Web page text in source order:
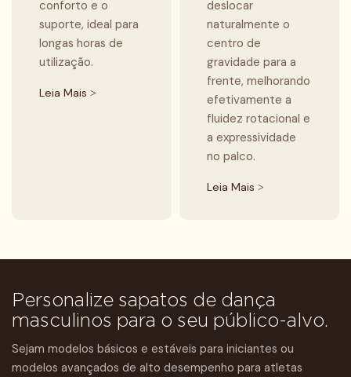
conforto e o
suporte, ideal para
longas horas de
utilização.
Leia Mais >
deslocar
naturalmente o
centro de
gravidade para a
frente, melhorando
efetivamente a
fluidez rotacional e
a expressividade
no palco.
Leia Mais >
Personalize sapatos de dança
masculinos para o seu público-alvo.
Sejam modelos básicos e estáveis ​​para iniciantes ou
modelos avançados de alto desempenho para atletas